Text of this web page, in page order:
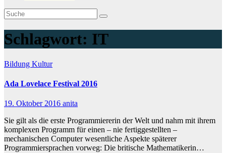
Schlagwort: IT
Bildung Kultur
Ada Lovelace Festival 2016
19. Oktober 2016 anita
Sie gilt als die erste Programmiererin der Welt und nahm mit ihrem
komplexen Programm für einen – nie fertiggestellten –
mechanischen Computer wesentliche Aspekte späterer
Programmiersprachen vorweg: Die britische Mathematikerin…